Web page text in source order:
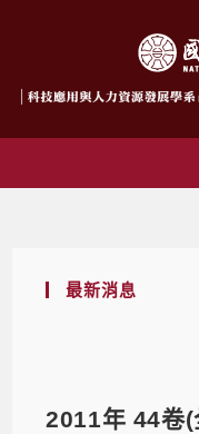
最新消息
2011年 44卷(